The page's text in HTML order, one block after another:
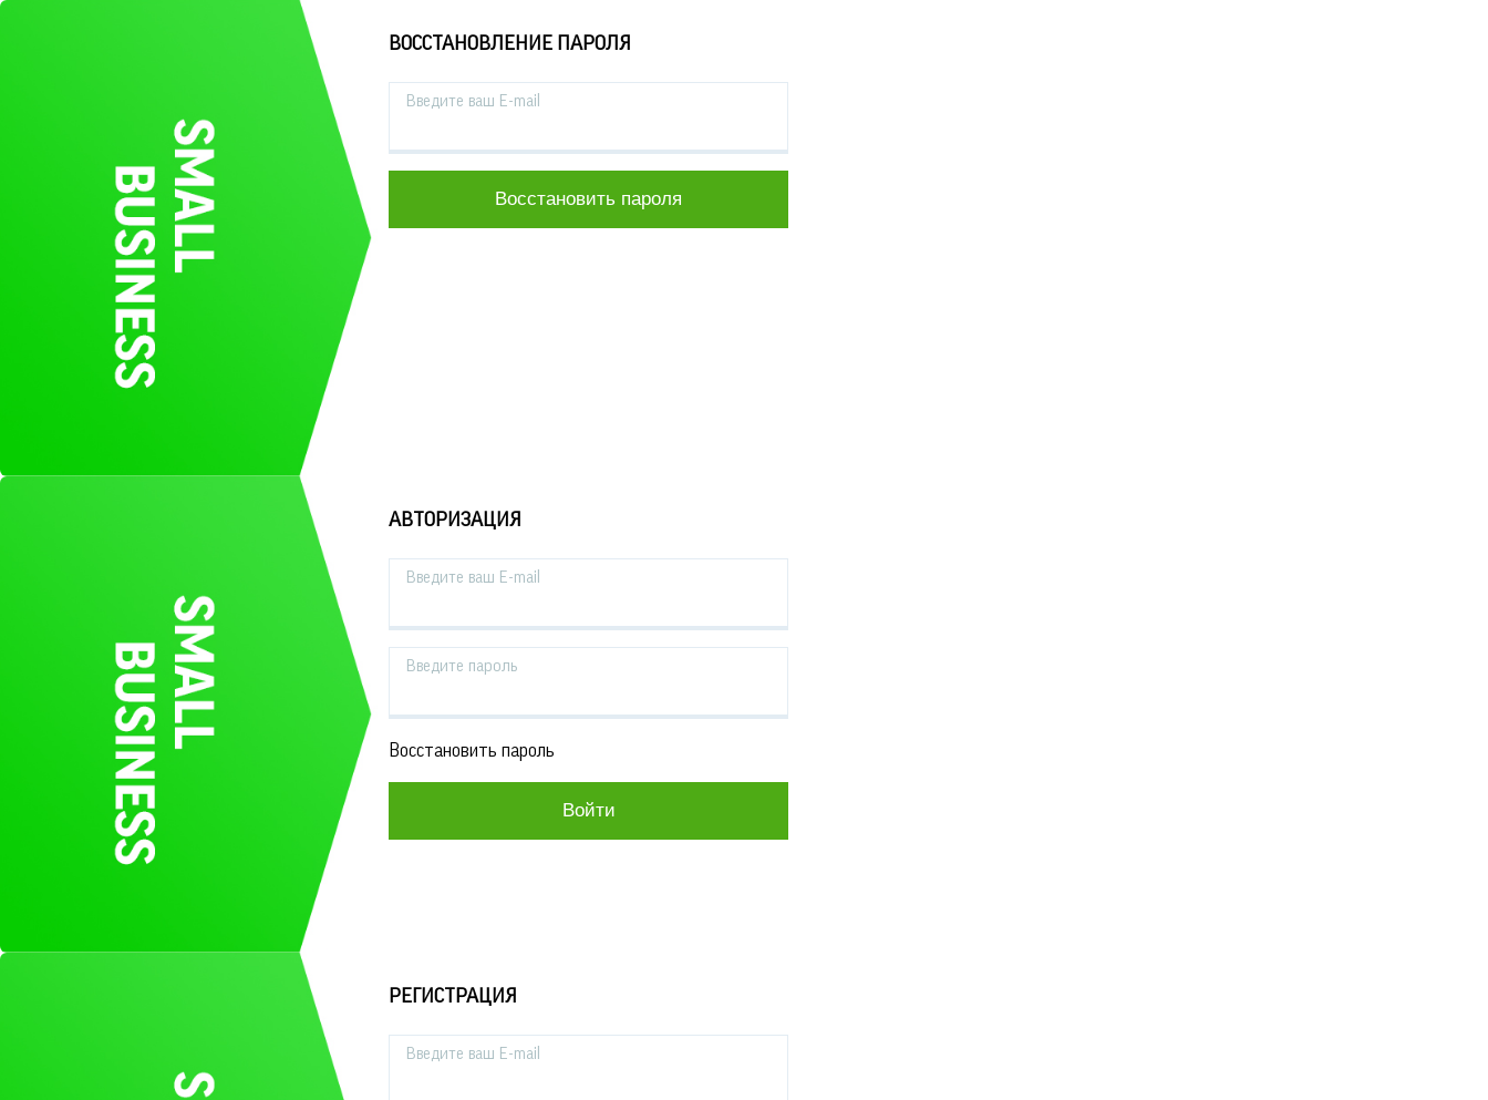
ВОССТАНОВЛЕНИЕ ПАРОЛЯ
Введите ваш E-mail
АВТОРИЗАЦИЯ
Введите ваш E-mail
Введите пароль
Восстановить пароль
РЕГИСТРАЦИЯ
Введите ваш E-mail